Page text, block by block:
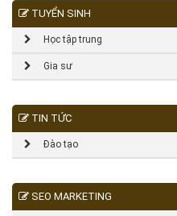
TUYỂN SINH
Học tập trung
Gia sư
TIN TỨC
Đào tạo
SEO MARKETING